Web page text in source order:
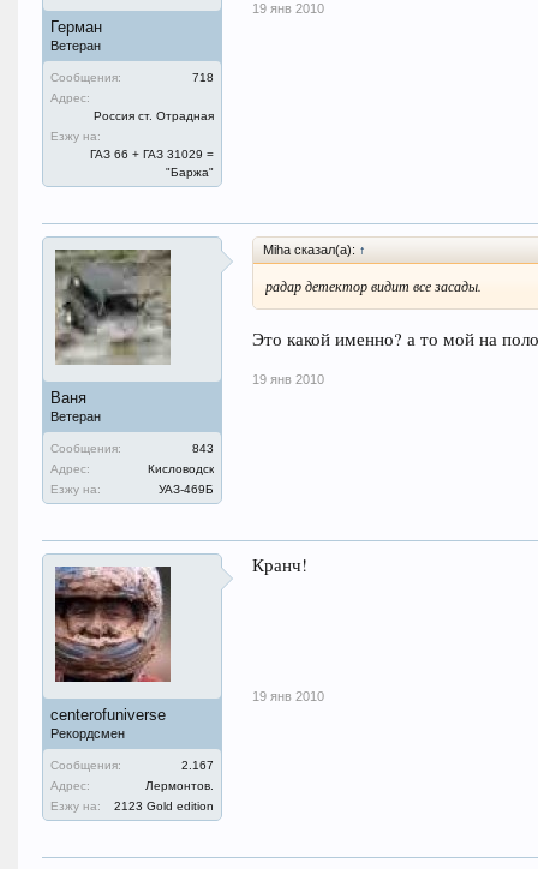
Герман
Ветеран
Сообщения:
718
Адрес:
Россия ст. Отрадная
Езжу на:
ГАЗ 66 + ГАЗ 31029 =
"Баржа"
19 янв 2010
Ваня
Ветеран
Сообщения:
843
Адрес:
Кисловодск
Езжу на:
УАЗ-469Б
Miha сказал(а): ↑
радар детектор видит все засады.
Это какой именно? а то мой на
19 янв 2010
centerofuniverse
Рекордсмен
Сообщения:
2.167
Адрес:
Лермонтов.
Езжу на:
2123 Gold edition
Кранч!
19 янв 2010